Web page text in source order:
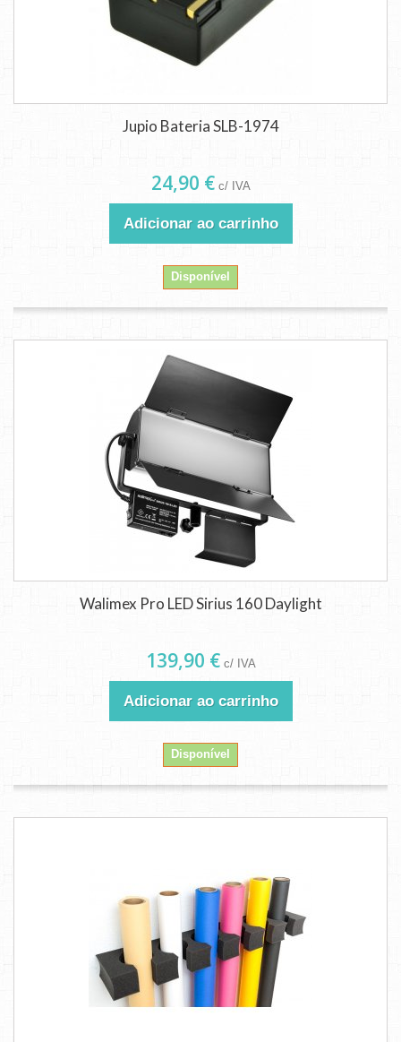
Jupio Bateria SLB-1974
24,90 € c/ IVA
Adicionar ao carrinho
Disponível
Walimex Pro LED Sirius 160 Daylight
139,90 € c/ IVA
Adicionar ao carrinho
Disponível